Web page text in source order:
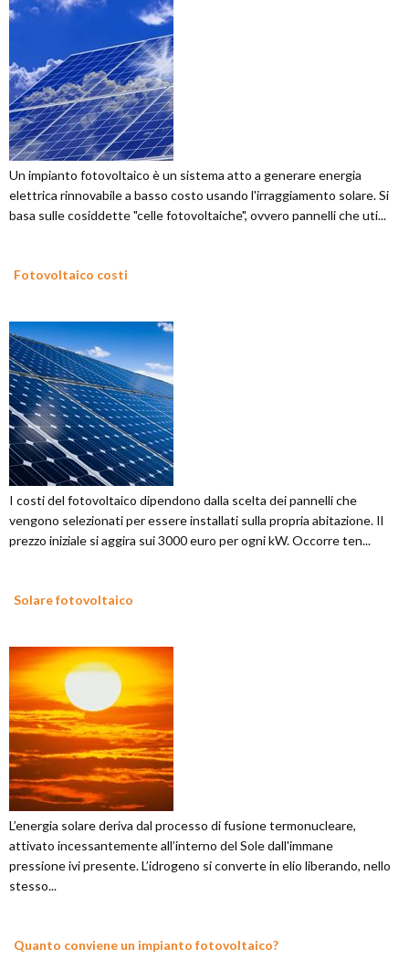
Un impianto fotovoltaico è un sistema atto a generare energia
elettrica rinnovabile a basso costo usando l'irraggiamento solare. Si
basa sulle cosiddette "celle fotovoltaiche", ovvero pannelli che uti...
Fotovoltaico costi
I costi del fotovoltaico dipendono dalla scelta dei pannelli che
vengono selezionati per essere installati sulla propria abitazione. Il
prezzo iniziale si aggira sui 3000 euro per ogni kW. Occorre ten...
Solare fotovoltaico
L’energia solare deriva dal processo di fusione termonucleare,
attivato incessantemente all’interno del Sole dall'immane
pressione ivi presente. L’idrogeno si converte in elio liberando, nello
stesso...
Quanto conviene un impianto fotovoltaico?